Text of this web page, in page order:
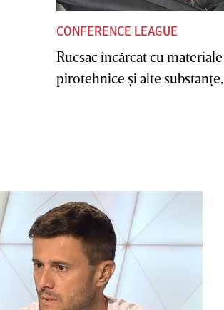
CONFERENCE LEAGUE
Rucsac încărcat cu materiale
pirotehnice şi alte substanţe,